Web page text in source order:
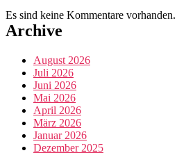
Es sind keine Kommentare vorhanden.
Archive
August 2026
Juli 2026
Juni 2026
Mai 2026
April 2026
März 2026
Januar 2026
Dezember 2025